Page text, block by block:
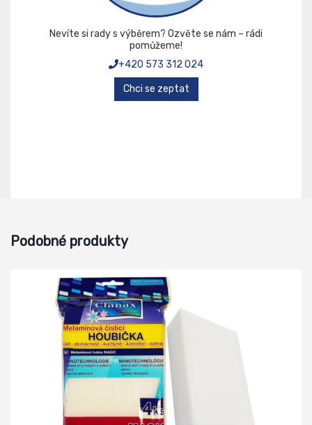
Nevíte si rady s výběrem? Ozvěte se nám – rádi
pomůžeme!
+420 573 312 024
Chci se zeptat
Podobné produkty